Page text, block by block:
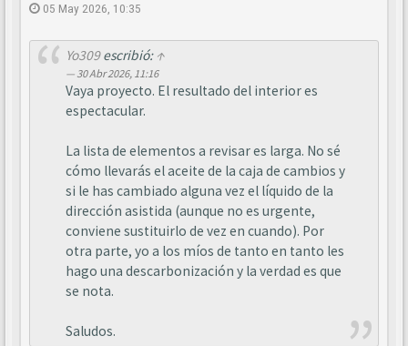
05 May 2026, 10:35
Yo309escribió: ↑
30 Abr 2026, 11:16
Vaya proyecto. El resultado del interior es
espectacular.
La lista de elementos a revisar es larga. No sé
cómo llevarás el aceite de la caja de cambios y
si le has cambiado alguna vez el líquido de la
dirección asistida (aunque no es urgente,
conviene sustituirlo de vez en cuando). Por
otra parte, yo a los míos de tanto en tanto les
hago una descarbonización y la verdad es que
se nota.
Saludos.